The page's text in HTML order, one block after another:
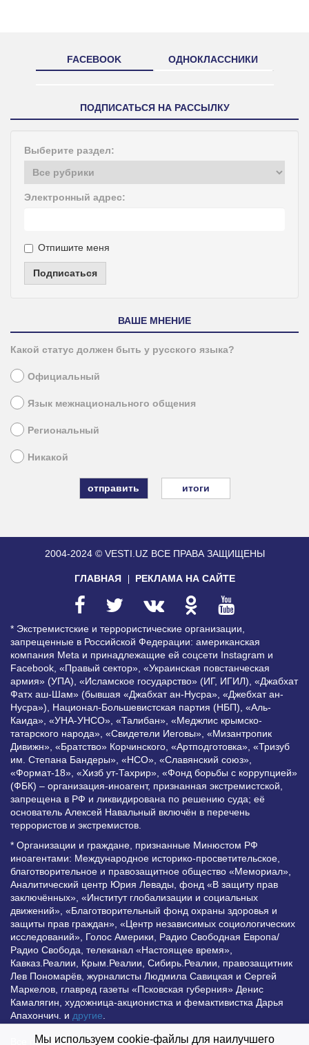
FACEBOOK ОДНОКЛАССНИКИ
ПОДПИСАТЬСЯ НА РАССЫЛКУ
Выберите раздел:
Электронный адрес:
Отпишите меня
Подписаться
ВАШЕ МНЕНИЕ
Какой статус должен быть у русского языка?
Официальный
Язык межнационального общения
Региональный
Никакой
итоги
2004-2024 © VESTI.UZ ВСЕ ПРАВА ЗАЩИЩЕНЫ
ГЛАВНАЯ РЕКЛАМА НА САЙТЕ
* Экстремистские и террористические организации,
запрещенные в Российской Федерации: американская
компания Meta и принадлежащие ей соцсети Instagram и
Facebook, «Правый сектор», «Украинская повстанческая
армия» (УПА), «Исламское государство» (ИГ, ИГИЛ), «Джабхат
Фатх аш-Шам» (бывшая «Джабхат ан-Нусра», «Джебхат ан-
Нусра»), Национал-Большевистская партия (НБП), «Аль-
Каида», «УНА-УНСО», «Талибан», «Меджлис крымско-
татарского народа», «Свидетели Иеговы», «Мизантропик
Дивижн», «Братство» Корчинского, «Артподготовка», «Тризуб
им. Степана Бандеры», «НСО», «Славянский союз»,
«Формат-18», «Хизб ут-Тахрир», «Фонд борьбы с коррупцией»
(ФБК) – организация-иноагент, признанная экстремистской,
запрещена в РФ и ликвидирована по решению суда; её
основатель Алексей Навальный включён в перечень
террористов и экстремистов.
* Организации и граждане, признанные Минюстом РФ
иноагентами: Международное историко-просветительское,
благотворительное и правозащитное общество «Мемориал»,
Аналитический центр Юрия Левады, фонд «В защиту прав
заключённых», «Институт глобализации и социальных
движений», «Благотворительный фонд охраны здоровья и
защиты прав граждан», «Центр независимых социологических
исследований», Голос Америки, Радио Свободная Европа/
Радио Свобода, телеканал «Настоящее время»,
Кавказ.Реалии, Крым.Реалии, Сибирь.Реалии, правозащитник
Лев Пономарёв, журналисты Людмила Савицкая и Сергей
Маркелов, главред газеты «Псковская губерния» Денис
Камалягин, художница-акционистка и фемактивистка Дарья
Апахончич. и другие.
Все права защищены и охраняются законом. Любое
Мы используем cookie-файлы для наилучшего